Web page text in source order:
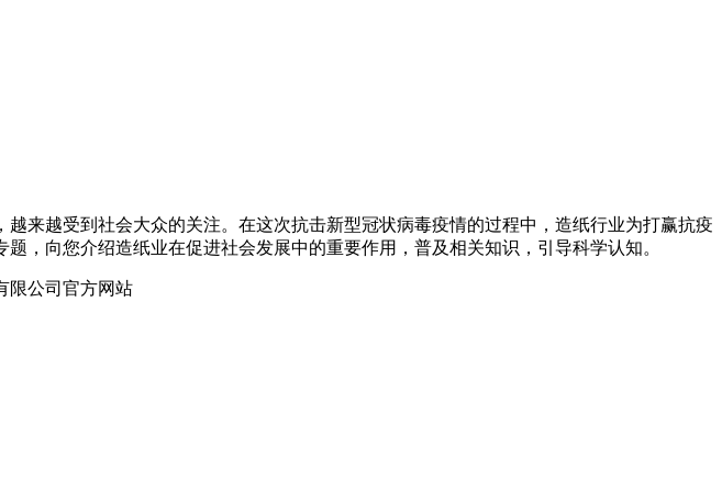
来越受到社会大众的关注。在这次抗击新型冠状病毒疫情的过程中，造纸行业为打赢抗疫
，向您介绍造纸业在促进社会发展中的重要作用，普及相关知识，引导科学认知。